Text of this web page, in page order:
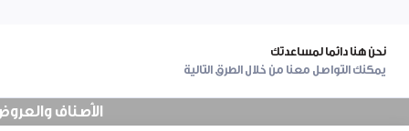
نحن هنا دائما لمساعدتك
يمكنك التواصل معنا من خلال الطرق التالية
الأصناف والعروض